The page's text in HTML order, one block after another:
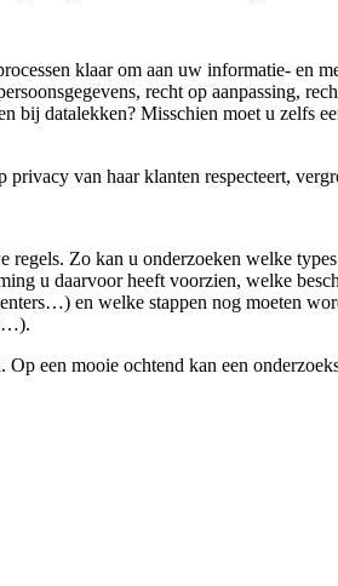
klaar om aan uw informatie- en
recht op aanpassing,
datalekken? Misschien moet u zelfs
van haar klanten respecteert,
Zo kan u onderzoeken welke
u daarvoor heeft voorzien, welke
en welke stappen nog moeten
een mooie ochtend kan een